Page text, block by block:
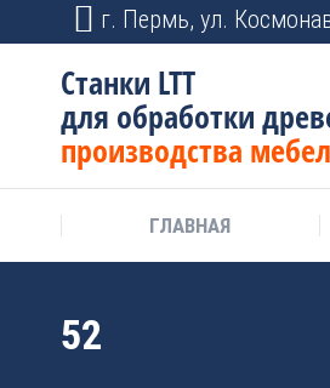
г. Пермь, ул.
Станки LTT
для обработки
производства
ГЛАВНАЯ
52